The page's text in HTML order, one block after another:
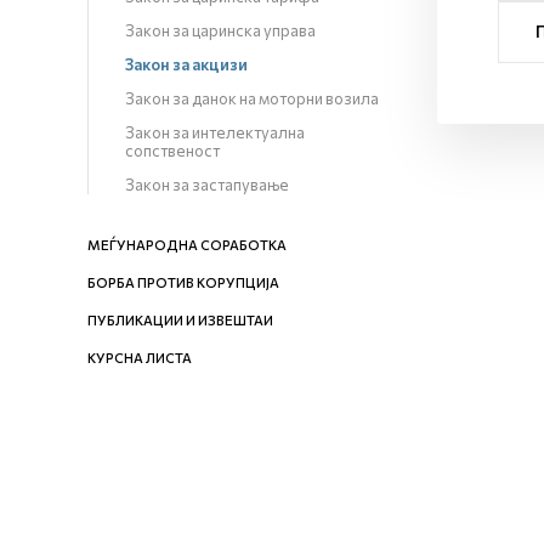
Закон за царинска управа
Закон за акцизи
Закон за данок на моторни возила
Закон за интелектуална
сопственост
Закон за застапување
МЕЃУНАРОДНА СОРАБОТКА
БОРБА ПРОТИВ КОРУПЦИЈА
ПУБЛИКАЦИИ И ИЗВЕШТАИ
КУРСНА ЛИСТА